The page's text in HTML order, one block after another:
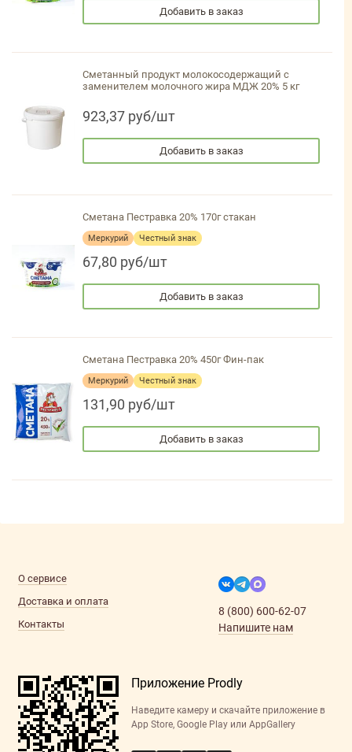
Добавить в заказ
Сметанный продукт молокосодержащий с
заменителем молочного жира МДЖ 20% 5 кг
923,37 руб/шт
Добавить в заказ
Сметана Пестравка 20% 170г стакан
Меркурий Честный знак
67,80 руб/шт
Добавить в заказ
Сметана Пестравка 20% 450г Фин-пак
Меркурий Честный знак
131,90 руб/шт
Добавить в заказ
О сервисе
Доставка и оплата
Контакты
8 (800) 600-62-07
Напишите нам
Приложение Prodly
Наведите камеру и скачайте приложение в
App Store, Google Play или AppGallery